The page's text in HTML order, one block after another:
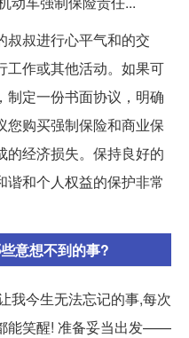
叔叔进行心平气和的交
工作或其他活动。如果可
制定一份书面协议，明确
您购买强制保险和商业保
的经济损失。保持良好的
和个人权益的保护非常
意想不到的事?
我今生无法忘记的事,每次
能笑醒! 准备妥当出发——